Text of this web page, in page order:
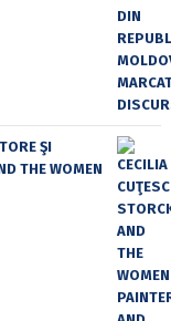
ŞI
THE WOMEN